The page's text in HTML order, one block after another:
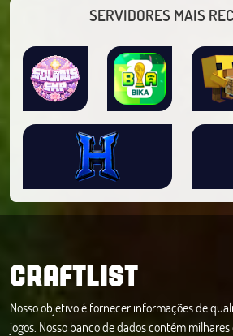
SERVIDORES MAIS
CRAFTLIST
Nosso objetivo é fornecer informações de
jogos. Nosso banco de dados contém